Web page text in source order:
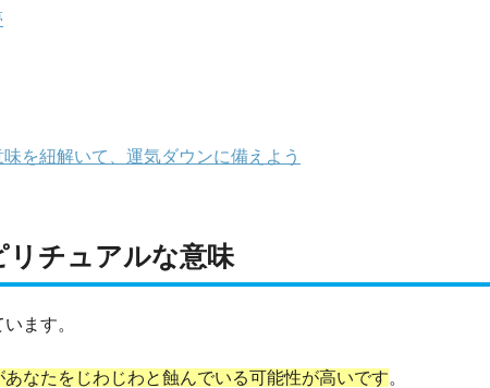
を紐解いて、運気ダウンに備えよう
リチュアルな意味
ます。
なたをじわじわと蝕んでいる可能性が高いです。